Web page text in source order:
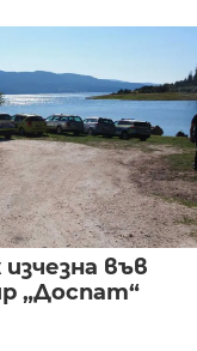
във
„Доспат“